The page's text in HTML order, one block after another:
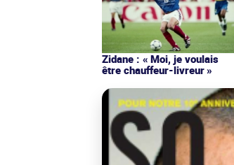
Zidane : « Moi, je voulais
être chauffeur-livreur »